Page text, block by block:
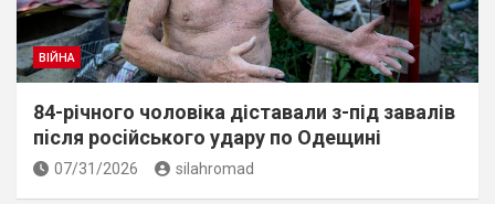
ВІЙНА
84-річного чоловіка діставали з-під завалів
пiсля росiйського удару по Одещині
07/31/2026 silahromad